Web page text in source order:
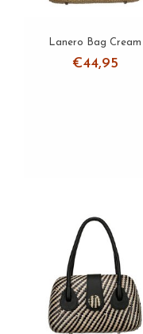
Lanero Bag Cream
€44,95